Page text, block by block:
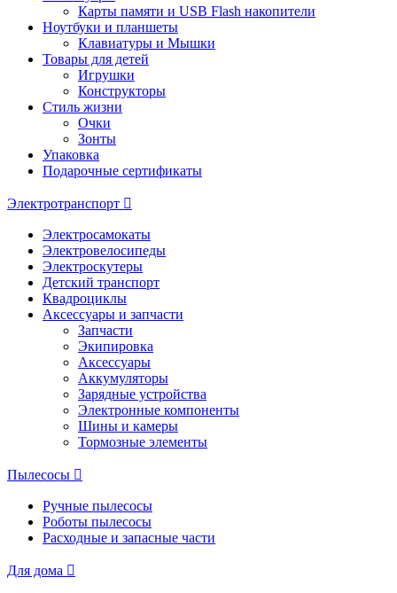
Карты памяти и USB Flash накопители
Ноутбуки и планшеты
Клавиатуры и Мышки
Товары для детей
Игрушки
Конструкторы
Стиль жизни
Очки
Зонты
Упаковка
Подарочные сертификаты
Электротранспорт
Электросамокаты
Электровелосипеды
Электроскутеры
Детский транспорт
Квадроциклы
Аксессуары и запчасти
Запчасти
Экипировка
Аксессуары
Аккумуляторы
Зарядные устройства
Электронные компоненты
Шины и камеры
Тормозные элементы
Пылесосы
Ручные пылесосы
Роботы пылесосы
Расходные и запасные части
Для дома